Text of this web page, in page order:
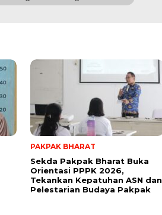
PAKPAK BHARAT
Sekda Pakpak Bharat Buka
Orientasi PPPK 2026,
Tekankan Kepatuhan ASN dan
Pelestarian Budaya Pakpak